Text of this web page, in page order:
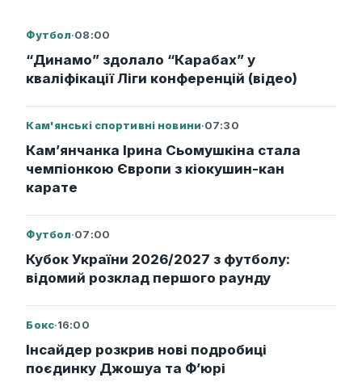
Футбол·08:00
“Динамо” здолало “Карабах” у
кваліфікації Ліги конференцій (відео)
Кам'янські спортивні новини·07:30
Кам’янчанка Ірина Сьомушкіна стала
чемпіонкою Європи з кіокушин-кан
карате
Футбол·07:00
Кубок України 2026/2027 з футболу:
відомий розклад першого раунду
Бокс·16:00
Інсайдер розкрив нові подробиці
поєдинку Джошуа та Ф’юрі